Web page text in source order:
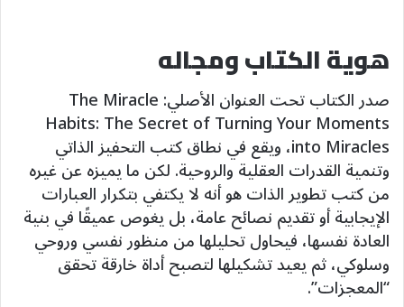
هوية الكتاب ومجاله
صدر الكتاب تحت العنوان الأصلي: The Miracle
Habits: The Secret of Turning Your Moments
into Miracles، ويقع في نطاق كتب التحفيز الذاتي
وتنمية القدرات العقلية والروحية. لكن ما يميزه عن غيره
من كتب تطوير الذات هو أنه لا يكتفي بتكرار العبارات
الإيجابية أو تقديم نصائح عامة، بل يغوص عميقًا في بنية
العادة نفسها، فيحاول تحليلها من منظور نفسي وروحي
وسلوكي، ثم يعيد تشكيلها لتصبح أداة خارقة تحقق
“المعجزات”.